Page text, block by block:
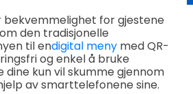
bekvemmelighet for gjestene
den tradisjonelle
til endigital meny med QR-
og enkel å bruke
kun vil skumme gjennom
av smarttelefonene sine.